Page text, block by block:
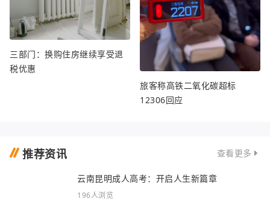
三部门：换购住房继续享受退
税优惠
旅客称高铁二氧化碳超标
12306回应
推荐资讯 查看更多
云南昆明成人高考：开启人生新篇章
196人浏览